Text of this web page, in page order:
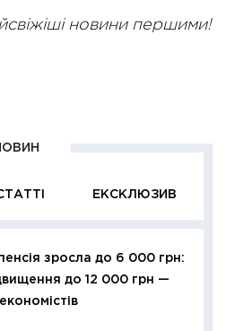
новини першими!
ЕКСКЛЮЗИВ
зросла до 6 000 грн:
до 12 000 грн —